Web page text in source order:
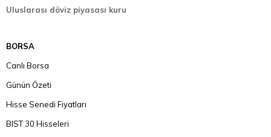
Uluslarası döviz piyasası kuru
BORSA
Canlı Borsa
Günün Özeti
Hisse Senedi Fiyatları
BIST 30 Hisseleri